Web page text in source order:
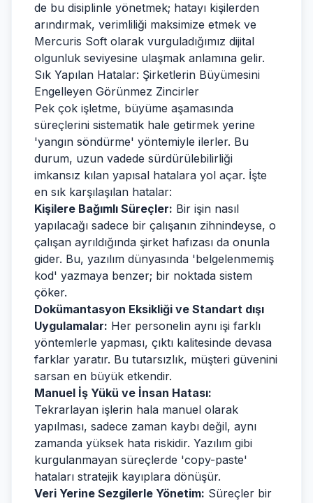
de bu disiplinle yönetmek; hatayı kişilerden
arındırmak, verimliliği maksimize etmek ve
Mercuris Soft olarak vurguladığımız dijital
olgunluk seviyesine ulaşmak anlamına gelir.
Sık Yapılan Hatalar: Şirketlerin Büyümesini
Engelleyen Görünmez Zincirler
Pek çok işletme, büyüme aşamasında
süreçlerini sistematik hale getirmek yerine
'yangın söndürme' yöntemiyle ilerler. Bu
durum, uzun vadede sürdürülebilirliği
imkansız kılan yapısal hatalara yol açar. İşte
en sık karşılaşılan hatalar:
Kişilere Bağımlı Süreçler: Bir işin nasıl
yapılacağı sadece bir çalışanın zihnindeyse, o
çalışan ayrıldığında şirket hafızası da onunla
gider. Bu, yazılım dünyasında 'belgelenmemiş
kod' yazmaya benzer; bir noktada sistem
çöker.
Dokümantasyon Eksikliği ve Standart dışı
Uygulamalar: Her personelin aynı işi farklı
yöntemlerle yapması, çıktı kalitesinde devasa
farklar yaratır. Bu tutarsızlık, müşteri güvenini
sarsan en büyük etkendir.
Manuel İş Yükü ve İnsan Hatası:
Tekrarlayan işlerin hala manuel olarak
yapılması, sadece zaman kaybı değil, aynı
zamanda yüksek hata riskidir. Yazılım gibi
kurgulanmayan süreçlerde 'copy-paste'
hataları stratejik kayıplara dönüşür.
Veri Yerine Sezgilerle Yönetim: Süreçler bir